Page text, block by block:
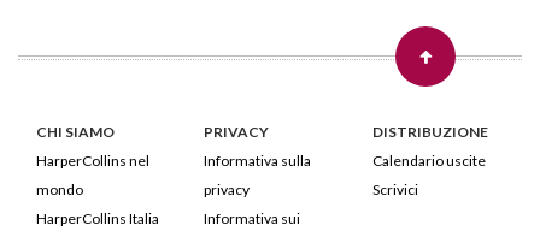
CHI SIAMO
HarperCollins nel
mondo
HarperCollins Italia
PRIVACY
Informativa sulla
privacy
Informativa sui
DISTRIBUZIONE
Calendario uscite
Scrivici